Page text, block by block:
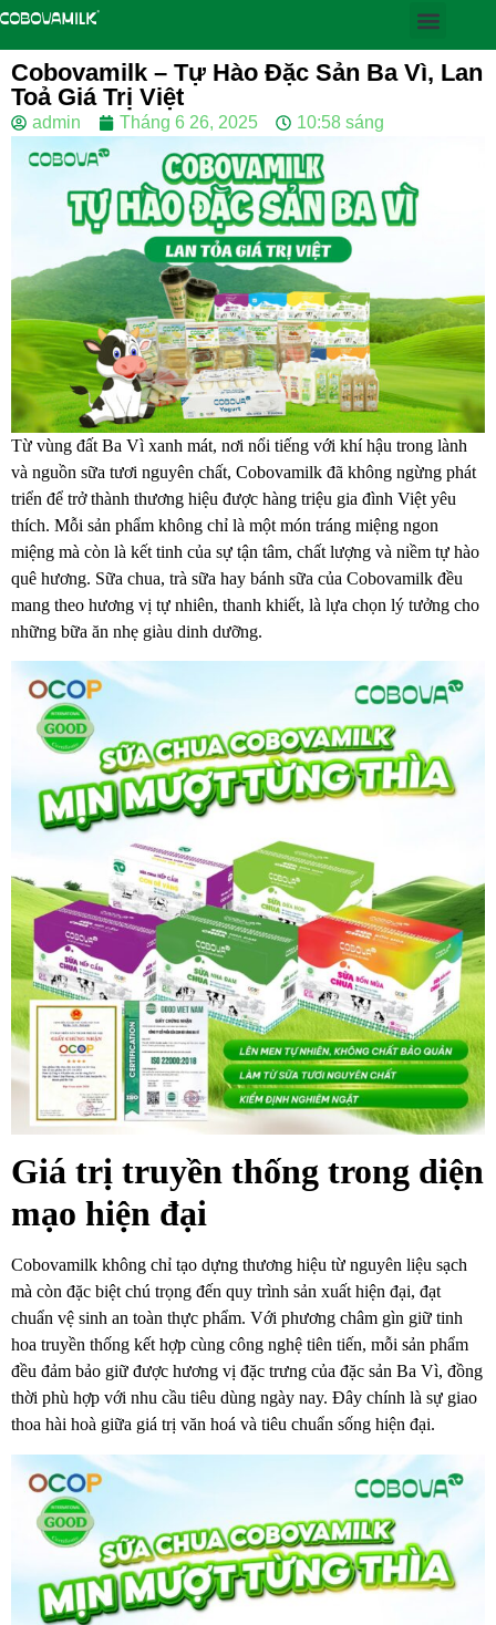
Cobovamilk – Tự Hào Đặc Sản Ba Vì, Lan
Toả Giá Trị Việt
admin Tháng 6 26, 2025 10:58 sáng
Từ vùng đất Ba Vì xanh mát, nơi nổi tiếng với khí hậu trong lành
và nguồn sữa tươi nguyên chất, Cobovamilk đã không ngừng phát
triển để trở thành thương hiệu được hàng triệu gia đình Việt yêu
thích. Mỗi sản phẩm không chỉ là một món tráng miệng ngon
miệng mà còn là kết tinh của sự tận tâm, chất lượng và niềm tự hào
quê hương. Sữa chua, trà sữa hay bánh sữa của Cobovamilk đều
mang theo hương vị tự nhiên, thanh khiết, là lựa chọn lý tưởng cho
những bữa ăn nhẹ giàu dinh dưỡng.
Giá trị truyền thống trong diện
mạo hiện đại
Cobovamilk không chỉ tạo dựng thương hiệu từ nguyên liệu sạch
mà còn đặc biệt chú trọng đến quy trình sản xuất hiện đại, đạt
chuẩn vệ sinh an toàn thực phẩm. Với phương châm gìn giữ tinh
hoa truyền thống kết hợp cùng công nghệ tiên tiến, mỗi sản phẩm
đều đảm bảo giữ được hương vị đặc trưng của đặc sản Ba Vì, đồng
thời phù hợp với nhu cầu tiêu dùng ngày nay. Đây chính là sự giao
thoa hài hoà giữa giá trị văn hoá và tiêu chuẩn sống hiện đại.